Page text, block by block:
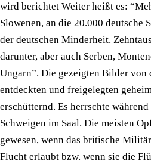
wird berichtet Weiter heißt es:
Slowenen, an die 20.000 deutsche
der deutschen Minderheit.
darunter, aber auch Serben,
Ungarn”. Die gezeigten Bilder von
entdeckten und freigelegten
erschütternd. Es herrschte
Schweigen im Saal. Die meisten
gewesen, wenn das britische
Flucht erlaubt bzw. wenn sie die